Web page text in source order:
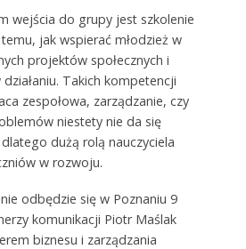
wejścia do grupy jest szkolenie
jak wspierać młodzież w
projektów społecznych i
Takich kompetencji
zespołowa, zarządzanie, czy
niestety nie da się
dużą rolą nauczyciela
w rozwoju.
odbędzie się w Poznaniu 9
komunikacji Piotr Maślak
biznesu i zarządzania